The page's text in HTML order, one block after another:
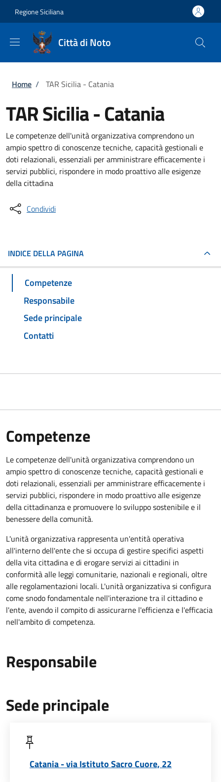
Regione Siciliana
Città di Noto
Briciole di pane
Home / TAR Sicilia - Catania
TAR Sicilia - Catania
Le competenze dell'unità organizzativa comprendono un
ampio spettro di conoscenze tecniche, capacità gestionali e
doti relazionali, essenziali per amministrare efficacemente i
servizi pubblici, rispondere in modo proattivo alle esigenze
della cittadina
Condividi
INDICE DELLA PAGINA
Competenze
Responsabile
Sede principale
Contatti
Competenze
Le competenze dell'unità organizzativa comprendono un
ampio spettro di conoscenze tecniche, capacità gestionali e
doti relazionali, essenziali per amministrare efficacemente i
servizi pubblici, rispondere in modo proattivo alle esigenze
della cittadinanza e promuovere lo sviluppo sostenibile e il
benessere della comunità.
L'unità organizzativa rappresenta un'entità operativa
all'interno dell'ente che si occupa di gestire specifici aspetti
della vita cittadina e di erogare servizi ai cittadini in
conformità alle leggi comunitarie, nazionali e regionali, oltre
alle regolamentazioni locali. L'unità organizzativa si configura
come snodo fondamentale nell'interazione tra il cittadino e
l'ente, avendo il compito di assicurarne l'efficienza e l'efficacia
nell'ambito di competenza.
Responsabile
Sede principale
Catania - via Istituto Sacro Cuore, 22